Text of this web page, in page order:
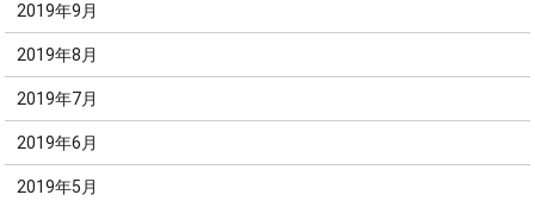
2019年9月
2019年8月
2019年7月
2019年6月
2019年5月